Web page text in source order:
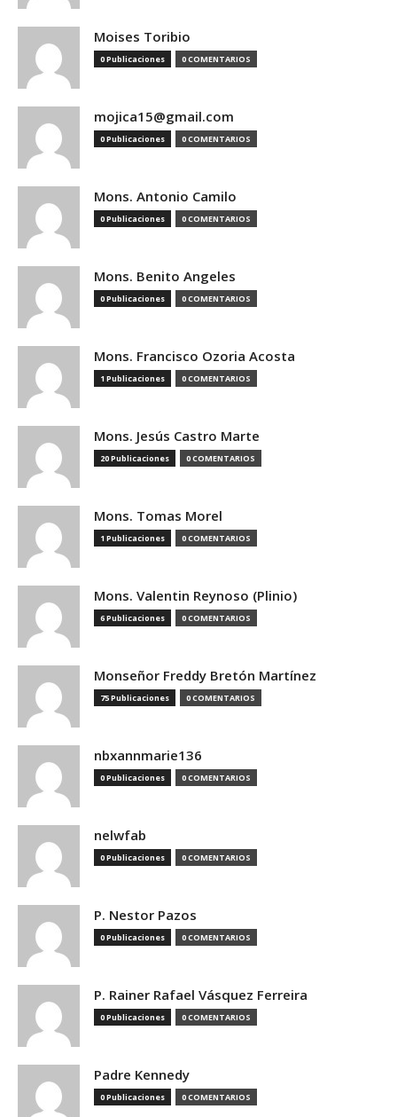
Moises Toribio
0 Publicaciones 0 COMENTARIOS
mojica15@gmail.com
0 Publicaciones 0 COMENTARIOS
Mons. Antonio Camilo
0 Publicaciones 0 COMENTARIOS
Mons. Benito Angeles
0 Publicaciones 0 COMENTARIOS
Mons. Francisco Ozoria Acosta
1 Publicaciones 0 COMENTARIOS
Mons. Jesús Castro Marte
20 Publicaciones 0 COMENTARIOS
Mons. Tomas Morel
1 Publicaciones 0 COMENTARIOS
Mons. Valentin Reynoso (Plinio)
6 Publicaciones 0 COMENTARIOS
Monseñor Freddy Bretón Martínez
75 Publicaciones 0 COMENTARIOS
nbxannmarie136
0 Publicaciones 0 COMENTARIOS
nelwfab
0 Publicaciones 0 COMENTARIOS
P. Nestor Pazos
0 Publicaciones 0 COMENTARIOS
P. Rainer Rafael Vásquez Ferreira
0 Publicaciones 0 COMENTARIOS
Padre Kennedy
0 Publicaciones 0 COMENTARIOS